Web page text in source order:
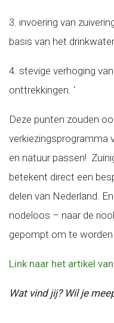
3. invoering van
basis van het
4. stevige verhoging
onttrekkingen. ‘
Deze punten zouden
verkiezingsprogramma
en natuur passen!
betekent direct een
delen van Nederland.
nodeloos – naar de
gepompt om te worden
Link naar het artikel
Wat vind jij? Wil je